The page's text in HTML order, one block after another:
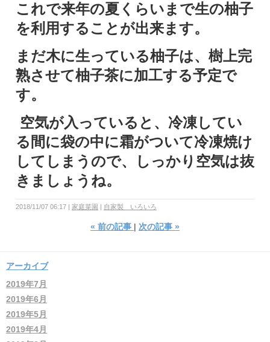
これで来年の夏くらいまで生の柚子
を利用することが出来ます。
まだ木に生っている柚子は、樹上完
熟させて柚子茶に加工する予定で
す。
空気が入っていると、冷凍してい
る間に袋の中に霜がついて冷凍焼け
してしまうので、しっかり空気は抜
きましょうね。
2018/11/07 06:17 家庭菜園 自家製 いろいろ
« 前の記事 次の記事 »
アーカイブ
2019年7月
2019年6月
2019年5月
2019年4月